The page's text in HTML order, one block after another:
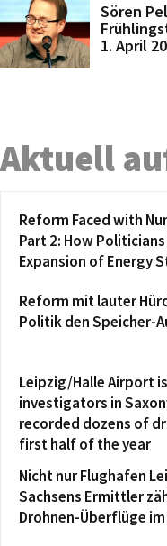
Sören
1. April
Aktuell
Reform Faced with
Part 2: How
Expansion of Energy
Reform mit lauter
Politik den Speicher-
Leipzig/Halle Airport
investigators in
recorded dozens of
first half of the year
Nicht nur Flughafen
Sachsens Ermittler
Drohnen-Überflüge